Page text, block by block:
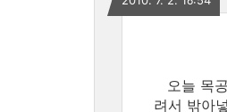
오늘 목
려서 밖아